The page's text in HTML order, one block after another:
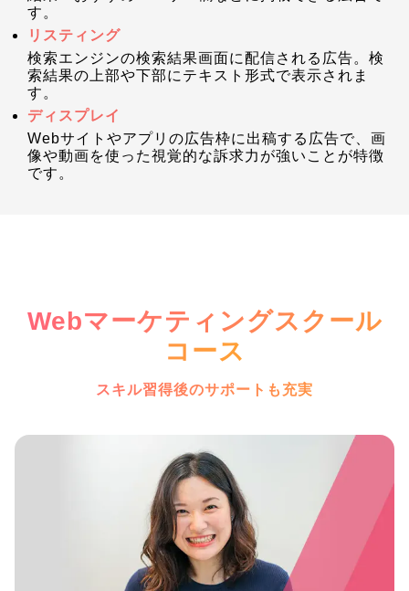
す。
リスティング
検索エンジンの検索結果画面に配信される広告。検
索結果の上部や下部にテキスト形式で表示されま
す。
ディスプレイ
Webサイトやアプリの広告枠に出稿する広告で、画
像や動画を使った視覚的な訴求力が強いことが特徴
です。
Webマーケティングスクール
コース
スキル習得後のサポートも充実